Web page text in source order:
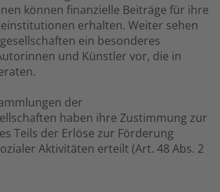
können finanzielle Beiträge für ihre
erhalten. Weiter sehen
ein besonderes
und Künstler vor, die in
der
haben ihre Zustimmung zur
Teils der Erlöse zur Förderung
Aktivitäten erteilt (Art. 48 Abs. 2